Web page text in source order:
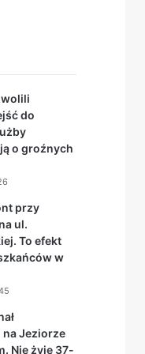
do
o groźnych
przy
ul.
To efekt
w
Jeziorze
Nie żyje 37-